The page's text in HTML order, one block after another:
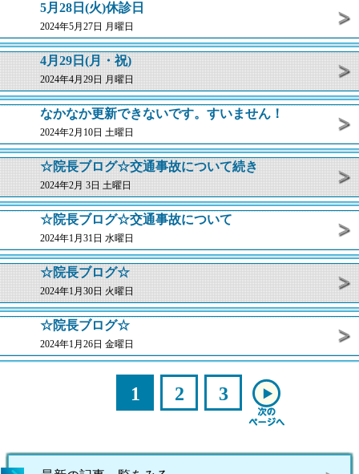
5月28日(火)休診日
2024年5月27日 月曜日
4月29日(月・祝)
2024年4月29日 月曜日
なかなか更新できないです。すいません！
2024年2月10日 土曜日
☆院長ブログ☆交通事故について続き
2024年2月 3日 土曜日
☆院長ブログ☆交通事故について
2024年1月31日 水曜日
☆院長ブログ☆
2024年1月30日 火曜日
☆院長ブログ☆
2024年1月26日 金曜日
1 2 3